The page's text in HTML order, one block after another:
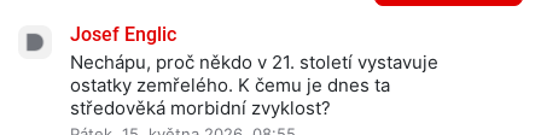
Josef Englic
Nechápu, proč někdo v 21. století vystavuje
ostatky zemřelého. K čemu je dnes ta
středověká morbidní zvyklost?